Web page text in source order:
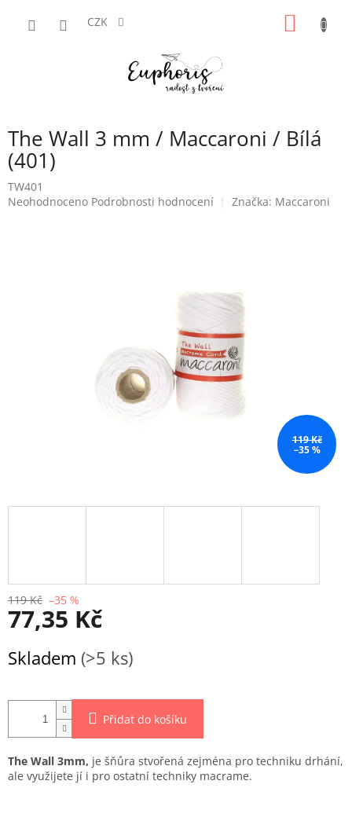
CZK
The Wall 3 mm / Maccaroni / Bílá
(401)
TW401
Průměrné
Neohodnoceno Podrobnosti hodnocení Značka: Maccaroni
119 Kč
–35 %
119 Kč –35 %
77,35 Kč
cena:
Skladem (>5 ks)
Přidat do košíku
The Wall 3mm, je šňůra stvořená zejména pro techniku drhání,
ale využijete jí i pro ostatní techniky macrame.